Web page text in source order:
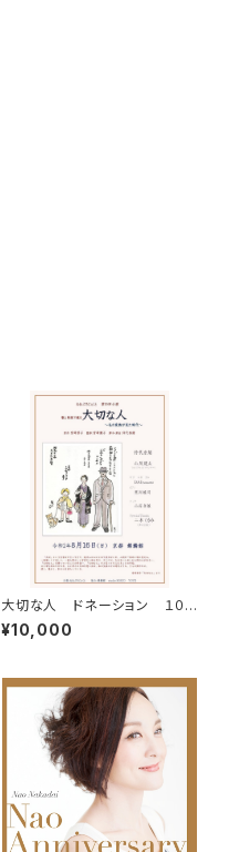
大切な人 ドネーション １００
００円 特典映像付き
¥10,000